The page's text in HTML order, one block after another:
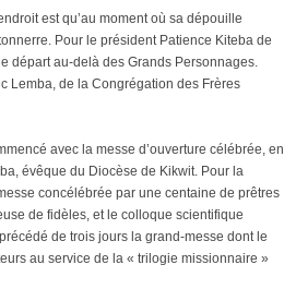
est qu’au moment où sa dépouille
Pour le président Patience Kiteba de
départ au-delà des Grands Personnages.
Lemba, de la Congrégation des Frères
avec la messe d’ouverture célébrée, en
évêque du Diocèse de Kikwit. Pour la
concélébrée par une centaine de prêtres
de fidèles, et le colloque scientifique
de trois jours la grand-messe dont le
au service de la « trilogie missionnaire »